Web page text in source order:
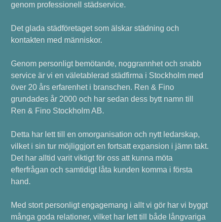
genom professionell städservice.
Det glada städföretaget som älskar städning och
kontakten med människor.
Genom personligt bemötande, noggrannhet och snabb
service är vi en väletablerad städfirma i Stockholm med
över 20 års erfarenhet i branschen. Ren & Fino
grundades år 2000 och har sedan dess bytt namn till
Ren & Fino Stockholm AB.
Detta har lett till en omorganisation och nytt ledarskap,
vilket i sin tur möjliggjort en fortsatt expansion i jämn takt.
Det har alltid varit viktigt för oss att kunna möta
efterfrågan och samtidigt låta kunden komma i första
hand.
Med stort personligt engagemang i allt vi gör har vi byggt
många goda relationer, vilket har lett till både långvariga